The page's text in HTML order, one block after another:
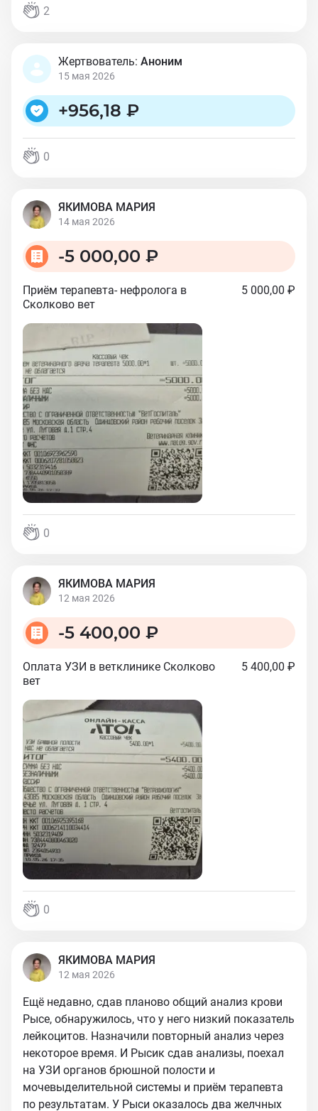
2
Жертвователь: Аноним
15 мая 2026
+956,18 ₽
0
ЯКИМОВА МАРИЯ
14 мая 2026
-5 000,00 ₽
Приём терапевта- нефролога в
Сколково вет
5 000,00 ₽
0
ЯКИМОВА МАРИЯ
12 мая 2026
-5 400,00 ₽
Оплата УЗИ в ветклинике Сколково
вет
5 400,00 ₽
0
ЯКИМОВА МАРИЯ
12 мая 2026
Ещё недавно, сдав планово общий анализ крови
Рысе, обнаружилось, что у него низкий показатель
лейкоцитов. Назначили повторный анализ через
некоторое время. И Рысик сдав анализы, поехал
на УЗИ органов брюшной полости и
мочевыделительной системы и приём терапевта
по результатам. У Рыси оказалось два желчных